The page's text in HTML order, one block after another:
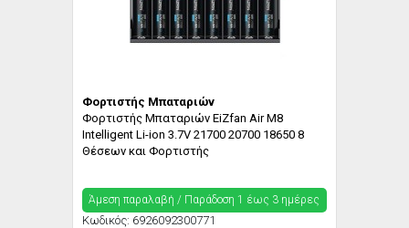
Φορτιστής Μπαταριών
Φορτιστής Μπαταριών EiZfan Air M8
Intelligent Li-ion 3.7V 21700 20700 18650 8
Θέσεων και Φορτιστής
Άμεση παραλαβή / Παράδoση 1 έως 3 ημέρες
Κωδικός: 6926092300771